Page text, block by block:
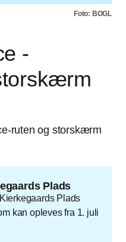
Foto: BOGL
-
ruten og storskærm
Plads
Plads
kan opleves fra 1. juli